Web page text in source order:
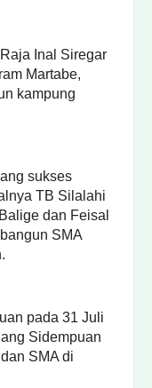
Inal Siregar
Martabe,
kampung
sukses
TB Silalahi
dan Feisal
SMA
pada 31 Juli
Sidempuan
SMA di